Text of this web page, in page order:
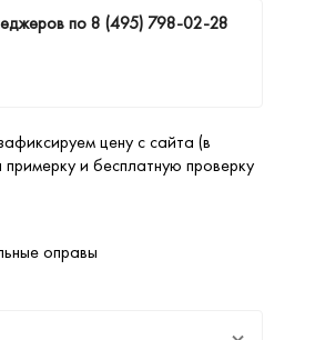
по8 (495) 798-02-28
цену с сайта (в
и бесплатную проверку
оправы